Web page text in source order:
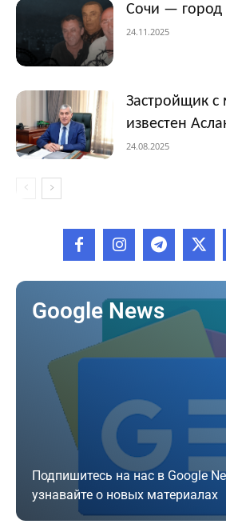
Сочи —
24.11.2025
Застройщик
известен
24.08.2025
Google News
Подпишитесь на нас в Google
узнавайте о новых материалах